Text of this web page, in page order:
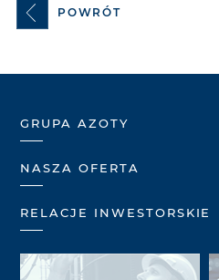
POWRÓT
GRUPA AZOTY
NASZA OFERTA
RELACJE INWESTORSKIE